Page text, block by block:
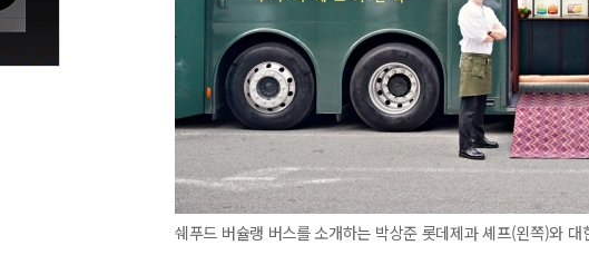
쉐푸드 버슐랭 버스를 소개하는 박상준 롯데제과 셰프(왼쪽)와